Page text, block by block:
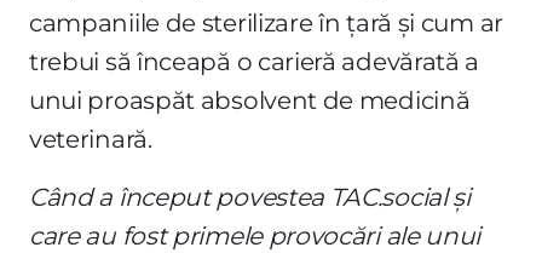
campaniile de sterilizare în țară și cum ar
trebui să înceapă o carieră adevărată a
unui proaspăt absolvent de medicină
veterinară.
Când a început povestea TAC.social și
care au fost primele provocări ale unui